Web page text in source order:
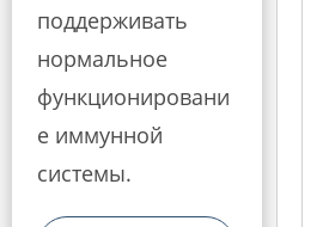
поддерживать
нормальное
функционировани
е иммунной
системы.